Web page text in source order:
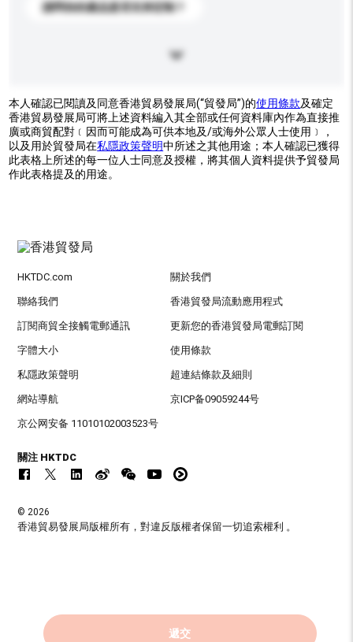
請問你的產品是否支持定制？
本人確認已閱讀及同意香港貿易發展局(“貿發局”)的使用條款及確定
香港貿易發展局可將上述資料編入其全部或任何資料庫內作為直接推
廣或商貿配對﹝因而可能成為可供本地及/或海外公眾人士使用﹞，
以及用於貿發局在私隱政策聲明中所述之其他用途；本人確認已獲得
此表格上所述的每一位人士同意及授權，將其個人資料提供予貿發局
作此表格提及的用途。
遞交
HKTDC.com 關於我們
聯絡我們 香港貿發局流動應用程式
訂閱商貿全接觸電郵通訊 更新您的香港貿發局電郵訂閱
字體大小 使用條款
私隱政策聲明 超連結條款及細則
網站導航 京ICP备09059244号
京公网安备 11010102003523号
關注 HKTDC
© 2026
香港貿易發展局版權所有，對違反版權者保留一切追索權利 。